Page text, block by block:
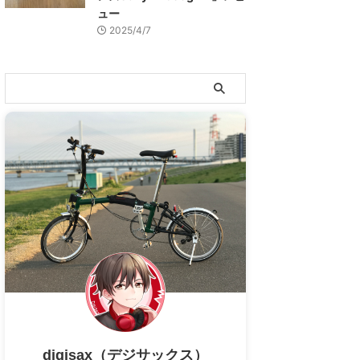
ュー
2025/4/7
digisax（デジサックス）